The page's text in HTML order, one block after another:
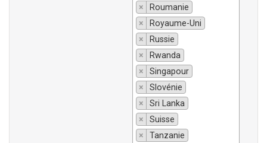
×
Roumanie
×
Royaume-Uni
×
Russie
×
Rwanda
×
Singapour
×
Slovénie
×
Sri Lanka
×
Suisse
×
Tanzanie